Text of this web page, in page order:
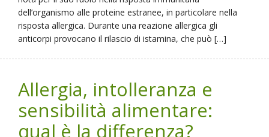
dell’organismo alle proteine estranee, in particolare nella
risposta allergica. Durante una reazione allergica gli
anticorpi provocano il rilascio di istamina, che può […]
Allergia, intolleranza e
sensibilità alimentare:
qual è la differenza?